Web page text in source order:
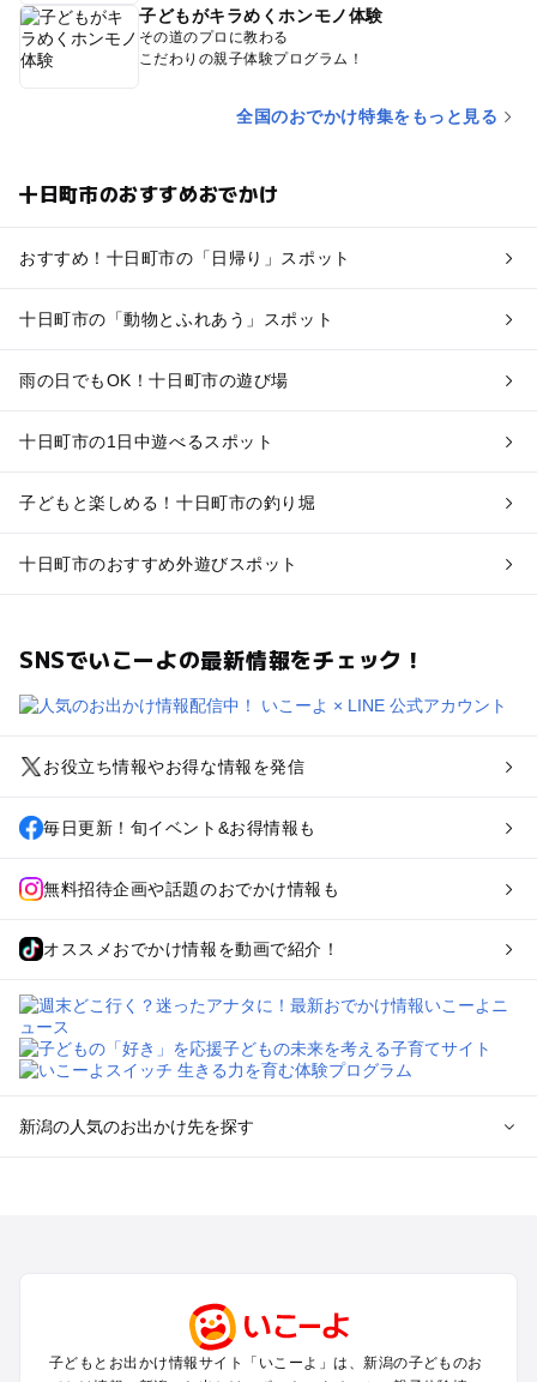
子どもがキラめくホンモノ体験
その道のプロに教わる
こだわりの親子体験プログラム！
全国のおでかけ特集をもっと見る
十日町市のおすすめおでかけ
おすすめ！十日町市の「日帰り」スポット
十日町市の「動物とふれあう」スポット
雨の日でもOK！十日町市の遊び場
十日町市の1日中遊べるスポット
子どもと楽しめる！十日町市の釣り堀
十日町市のおすすめ外遊びスポット
SNSでいこーよの最新情報をチェック！
お役立ち情報やお得な情報を発信
毎日更新！旬イベント&お得情報も
無料招待企画や話題のおでかけ情報も
オススメおでかけ情報を動画で紹介！
新潟の人気のお出かけ先を探す
越後湯沢・苗場のプールお出かけ
燕・三条・弥彦・岩室のプールお出かけ
南魚沼（六日町）・十日町・松之山・津南のプールお出かけ
子どもとお出かけ情報サイト「いこーよ」は、新潟の子どものお